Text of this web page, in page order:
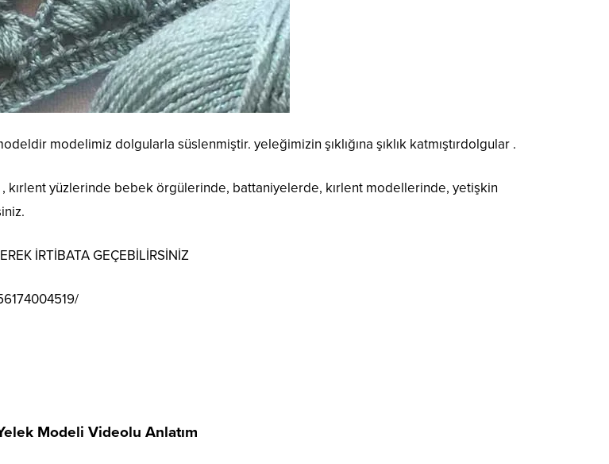
modelimiz dolgularla süslenmiştir. yeleğimizin şıklığına şıklık katmıştırdolgular .
yüzlerinde bebek örgülerinde, battaniyelerde, kırlent modellerinde, yetişkin
İRTİBATA GEÇEBİLİRSİNİZ
Modeli Videolu Anlatım